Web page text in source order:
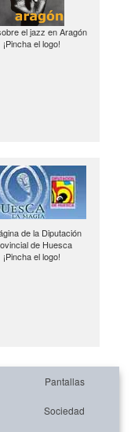
el jazz en Aragón
¡Pincha el logo!
de la Diputación
de Huesca
¡Pincha el logo!
Pantallas
Sociedad